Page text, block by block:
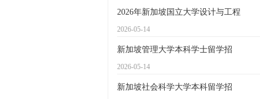
2026年新加坡国立大学设计与工程
2026-05-14
新加坡管理大学本科学士留学招
2026-05-14
新加坡社会科学大学本科留学招